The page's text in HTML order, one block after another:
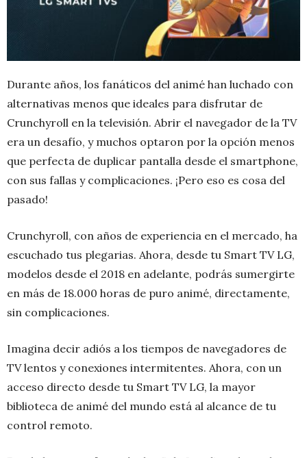
Durante años, los fanáticos del animé han luchado con
alternativas menos que ideales para disfrutar de
Crunchyroll en la televisión. Abrir el navegador de la TV
era un desafío, y muchos optaron por la opción menos
que perfecta de duplicar pantalla desde el smartphone,
con sus fallas y complicaciones. ¡Pero eso es cosa del
pasado!
Crunchyroll, con años de experiencia en el mercado, ha
escuchado tus plegarias. Ahora, desde tu Smart TV LG,
modelos desde el 2018 en adelante, podrás sumergirte
en más de 18.000 horas de puro animé, directamente,
sin complicaciones.
Imagina decir adiós a los tiempos de navegadores de
TV lentos y conexiones intermitentes. Ahora, con un
acceso directo desde tu Smart TV LG, la mayor
biblioteca de animé del mundo está al alcance de tu
control remoto.